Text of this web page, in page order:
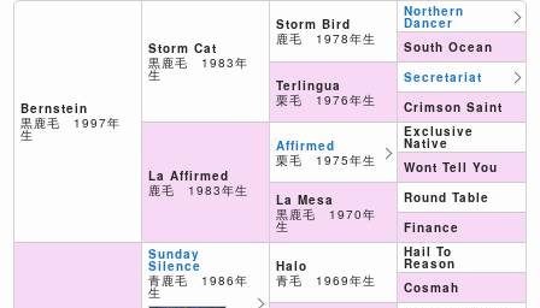
Bernstein
黒鹿毛 1997年
生
Storm Cat
黒鹿毛 1983年
生
La Affirmed
鹿毛 1983年生
Sunday
Silence
青鹿毛 1986年
生
Storm Bird
鹿毛 1978年生
Terlingua
栗毛 1976年生
Affirmed
栗毛 1975年生
La Mesa
黒鹿毛 1970年
生
Halo
青毛 1969年生
Northern
Dancer
South Ocean
Secretariat
Crimson Saint
Exclusive
Native
Wont Tell You
Round Table
Finance
Hail To
Reason
Cosmah